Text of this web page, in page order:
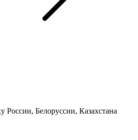
России, Белоруссии, Казахстана